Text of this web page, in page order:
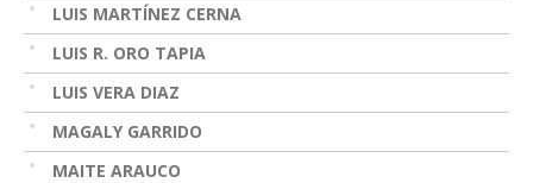
LUIS MARTÍNEZ CERNA
LUIS R. ORO TAPIA
LUIS VERA DIAZ
MAGALY GARRIDO
MAITE ARAUCO